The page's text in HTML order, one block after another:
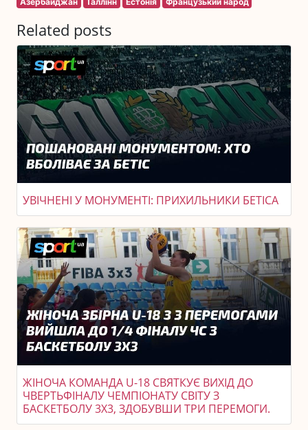
Related posts
УВІЧНЕНІ У МОНУМЕНТІ: ПРИХИЛЬНИКИ БЕТІСА
ЖІНОЧА КОМАНДА U-18 СВЯТКУЄ ВИХІД ДО
ЧВЕРТЬФІНАЛУ ЧЕМПІОНАТУ СВІТУ З
БАСКЕТБОЛУ 3X3, ЗДОБУВШИ ТРИ ПЕРЕМОГИ.